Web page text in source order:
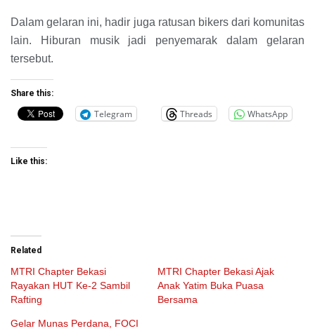
Dalam gelaran ini, hadir juga ratusan bikers dari komunitas
lain. Hiburan musik jadi penyemarak dalam gelaran
tersebut.
Share this:
Telegram Threads WhatsApp
Like this:
Related
MTRI Chapter Bekasi
Rayakan HUT Ke-2 Sambil
Rafting
MTRI Chapter Bekasi Ajak
Anak Yatim Buka Puasa
Bersama
Gelar Munas Perdana, FOCI